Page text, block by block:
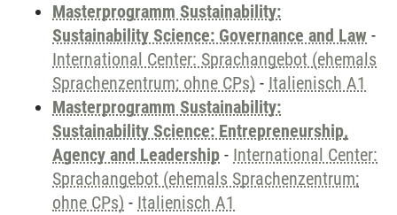
Masterprogramm Sustainability:
Sustainability Science: Governance and Law -
International Center: Sprachangebot (ehemals
Sprachenzentrum; ohne CPs) - Italienisch A1
Masterprogramm Sustainability:
Sustainability Science: Entrepreneurship,
Agency and Leadership - International Center:
Sprachangebot (ehemals Sprachenzentrum;
ohne CPs) - Italienisch A1